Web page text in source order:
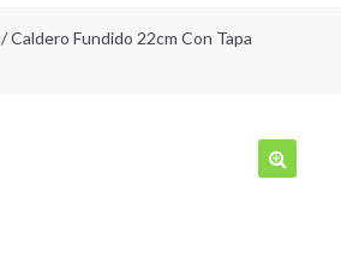
/ Caldero Fundido 22cm Con Tapa